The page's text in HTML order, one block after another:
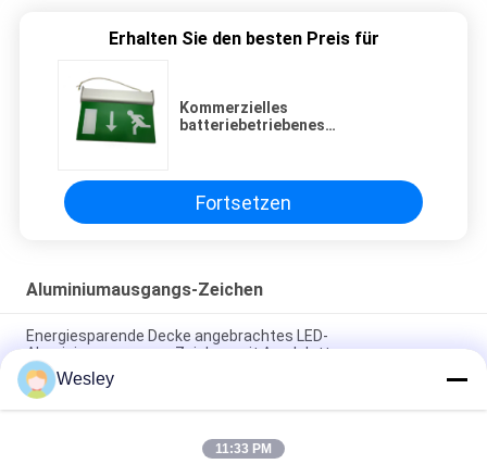
Erhalten Sie den besten Preis für
Kommerzielles
batteriebetriebenes
Fortsetzen
Aluminiumausgangs-Zeichen
Energiesparende Decke angebrachtes LED-
Aluminiumausgangs-Zeichen mit Acrylplatte
Industrielle Mann-Zeichen-Plastikdecke vertiefte
Notbeleuchtung LED grüne laufende
Aluminium Ausgangsschild mit 6 Stück SMD 5730 LED und
Wesley
11:33 PM